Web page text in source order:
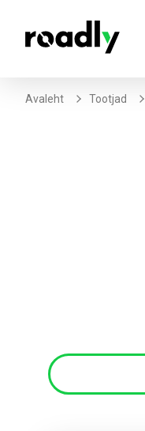
Avaleht Tootjad